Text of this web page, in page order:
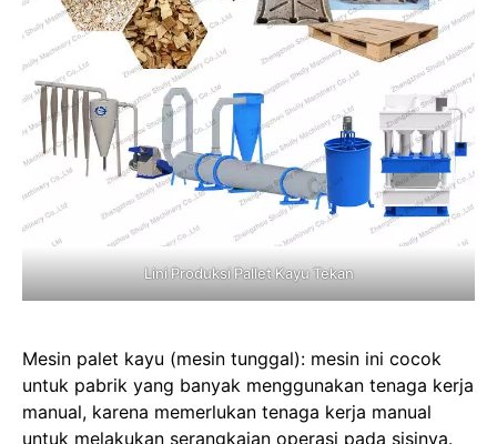
Lini Produksi Pallet Kayu Tekan
Mesin palet kayu (mesin tunggal): mesin ini cocok
untuk pabrik yang banyak menggunakan tenaga kerja
manual, karena memerlukan tenaga kerja manual
untuk melakukan serangkaian operasi pada sisinya.